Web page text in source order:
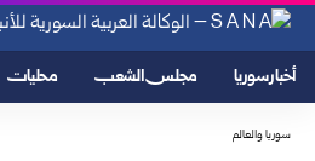
أخبار سوريا مجلس الشعب محليات
سوريا والعالم